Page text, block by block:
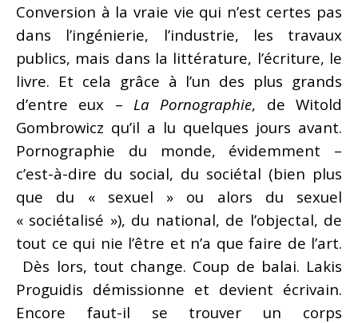
Conversion à la vraie vie qui n’est certes pas
dans l’ingénierie, l’industrie, les travaux
publics, mais dans la littérature, l’écriture, le
livre. Et cela grâce à l’un des plus grands
d’entre eux – La Pornographie, de Witold
Gombrowicz qu’il a lu quelques jours avant.
Pornographie du monde, évidemment –
c’est-à-dire du social, du sociétal (bien plus
que du « sexuel » ou alors du sexuel
« sociétalisé »), du national, de l’objectal, de
tout ce qui nie l’être et n’a que faire de l’art.
Dès lors, tout change. Coup de balai. Lakis
Proguidis démissionne et devient écrivain.
Encore faut-il se trouver un corps